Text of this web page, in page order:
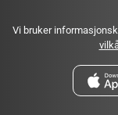
Vi bruker